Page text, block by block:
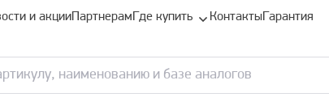
и акцииПартнерам Где купить КонтактыГарантия